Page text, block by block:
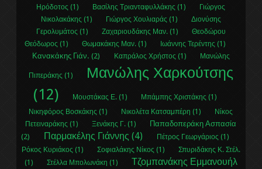
Ηρόδοτος (1)
Βασίλης Τριανταφυλλάκης (1)
Γιώργος
Νικολακάκης (1)
Γιώργος Χουλιαράς (1)
Διονύσης
Γερολυμάτος (1)
Ζαχαριουδάκης Μαν. (1)
Θεοδώρου
Θεόδωρος (1)
Θωμακάκης Μαν. (1) Ιωάννης Τερέντης (1)
Κανακάκης Γιάν. (2) Καπράλος Χρήστος (1) Μανώλης
Πιπεράκης (1)
Μανώλης Χαρκούτσης
(12)
Μουστάκας Ε. (1)
Μπάμπης Χριστάκης (1)
Νικηφόρος Βοσκάκης (1)
Νικολέτα Κατσαμπέρη (1)
Νίκος
Πετειναράκης (1)
Ξενάκης Γ. (1)
Παπαδοπεράκη Ασπασία
(2)
Παρμακέλης Γιάννης (4)
Πέτρος Γεωργάριος (1)
Ρόκος Κυριάκος (1)
Σοφιαλάκης Νίκος (1)
Σπυριδάκης Κ. Στέλ.
(1)
Στέλλα Μπολωνάκη (1) Τζομπανάκης Εμμανουήλ